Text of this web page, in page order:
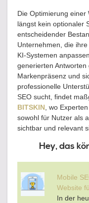
Die Optimierung einer
längst kein optionaler
entscheidender
Unternehmen, die
KI-Systemen
generierten
Markenpräsenz und
professionelle
SEO sucht, findet
BITSKIN, wo
sowohl für Nutzer als
sichtbar und relevant
Hey, das
Mobile
Website
In der